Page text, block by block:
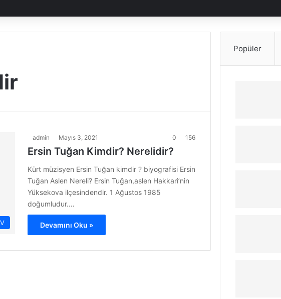
admin Mayıs 3, 2021 0 156
Ersin Tuğan Kimdir? Nerelidir?
Kürt müzisyen Ersin Tuğan kimdir ? biyografisi Ersin
Tuğan Aslen Nereli? Ersin Tuğan,aslen Hakkari’nin
Yüksekova ilçesindendir. 1 Ağustos 1985
doğumludur.…
Devamını Oku »
Popüler